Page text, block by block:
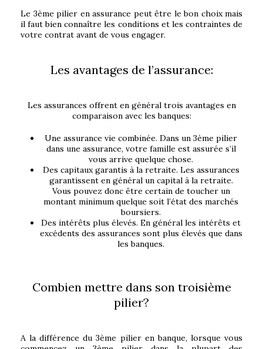
Le 3ème pilier en assurance peut être le bon choix mais
il faut bien connaître les conditions et les contraintes de
votre contrat avant de vous engager.
Les avantages de l’assurance:
Les assurances offrent en général trois avantages en
comparaison avec les banques:
Une assurance vie combinée. Dans un 3ème pilier
dans une assurance, votre famille est assurée s’il
vous arrive quelque chose.
Des capitaux garantis à la retraite. Les assurances
garantissent en général un capital à la retraite.
Vous pouvez donc être certain de toucher un
montant minimum quelque soit l’état des marchés
boursiers.
Des intérêts plus élevés. En général les intérêts et
excédents des assurances sont plus élevés que dans
les banques.
Combien mettre dans son troisième
pilier?
A la différence du 3ème pilier en banque, lorsque vous